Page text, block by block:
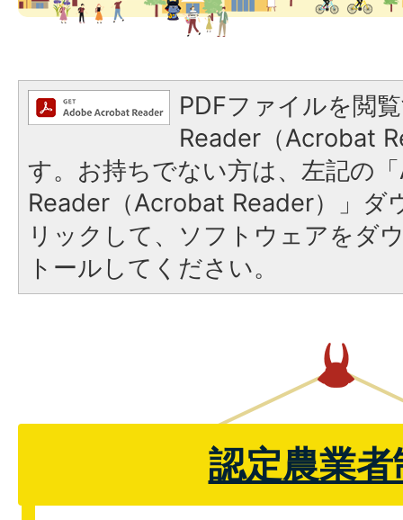
PDFファイルを閲
Reader（Acrobat
す。お持ちでない方は、左記の
Reader（Acrobat Reader）」ダ
リックして、ソフトウェアをダ
トールしてください。
認定農業者